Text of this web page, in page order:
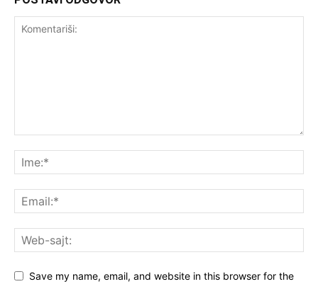
Save my name, email, and website in this browser for the